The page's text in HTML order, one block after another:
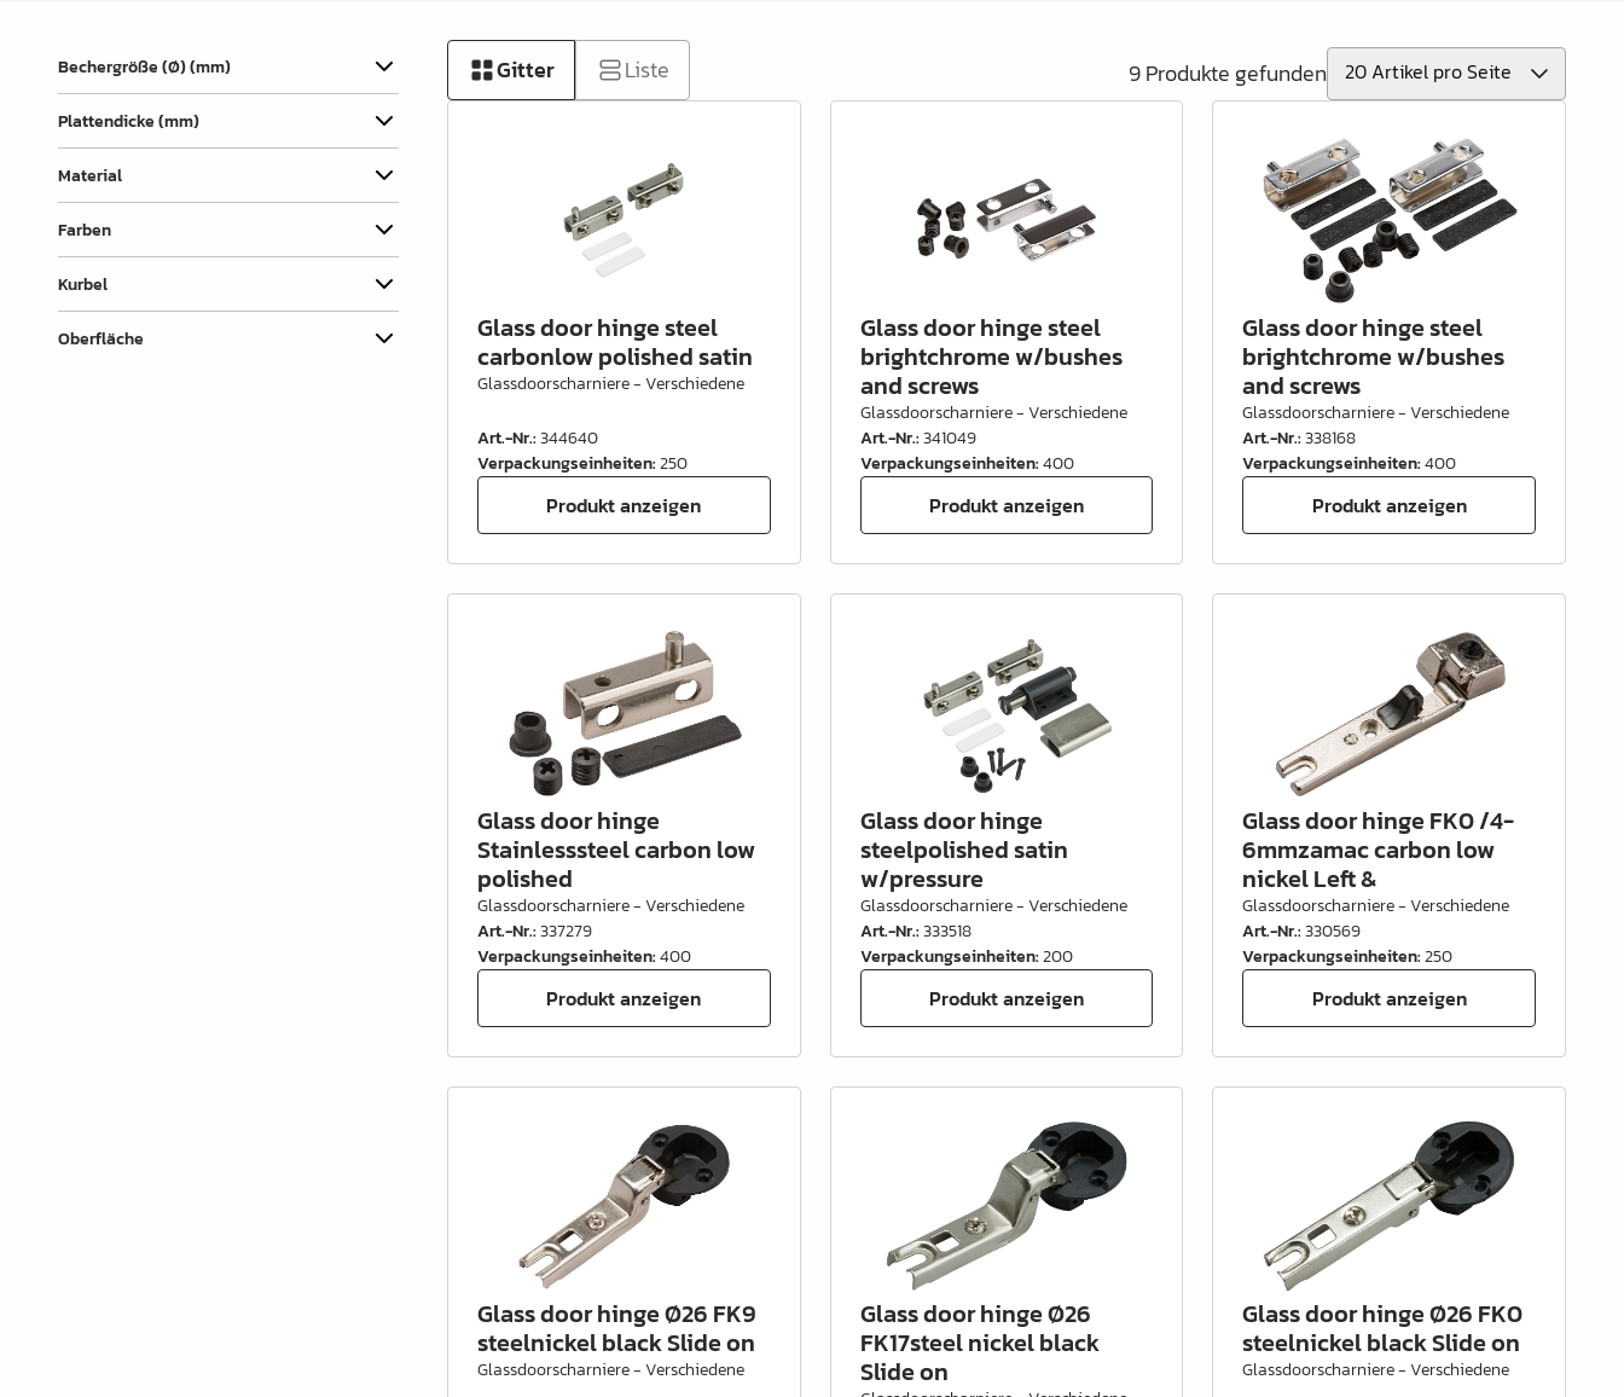
Auszüge &
Schubkastenteile
Scharniere & Türbeschläge
Beine, Füsse &
Untergestelle
Filz, Gleitnägel & Anschläge
Bechergröße (Ø) (mm)
Plattendicke (mm)
Material
Farben
Kurbel
Oberfläche
Liste
Gitter 9 Produkte gefunden
Glass door hinge steel
carbonlow polished satin
Glassdoorscharniere - Verschiedene
Art.-Nr.:344640
Verpackungseinheiten:250
Produkt anzeigen
Glass door hinge steel
brightchrome w/bushes
and screws
Glassdoorscharniere - Verschiedene
Art.-Nr.:341049
Verpackungseinheiten:400
Produkt anzeigen
Glass door hinge steel
brightchrome w/bushes
and screws
Glassdoorscharniere - Verschiedene
Art.-Nr.:338168
Verpackungseinheiten:400
Produkt anzeigen
Glass door hinge
Stainlesssteel carbon low
polished
Glassdoorscharniere - Verschiedene
Art.-Nr.:337279
Verpackungseinheiten:400
Produkt anzeigen
Glass door hinge
steelpolished satin
w/pressure
Glassdoorscharniere - Verschiedene
Art.-Nr.:333518
Verpackungseinheiten:200
Produkt anzeigen
Glass door hinge FK0 /4-
6mmzamac carbon low
nickel Left &
Glassdoorscharniere - Verschiedene
Art.-Nr.:330569
Verpackungseinheiten:250
Produkt anzeigen
Glass door hinge Ø26 FK9
steelnickel black Slide on
Glassdoorscharniere - Verschiedene
Glass door hinge Ø26
FK17steel nickel black
Slide on
Glass door hinge Ø26 FK0
steelnickel black Slide on
Glassdoorscharniere - Verschiedene